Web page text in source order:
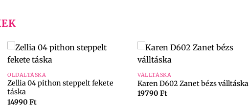
+
OLDALTÁSKA
Zellia 04 pithon steppelt fekete
táska
14990Ft
+
VÁLLTÁSKA
Karen D602 Zanet bézs válltáska
19790Ft